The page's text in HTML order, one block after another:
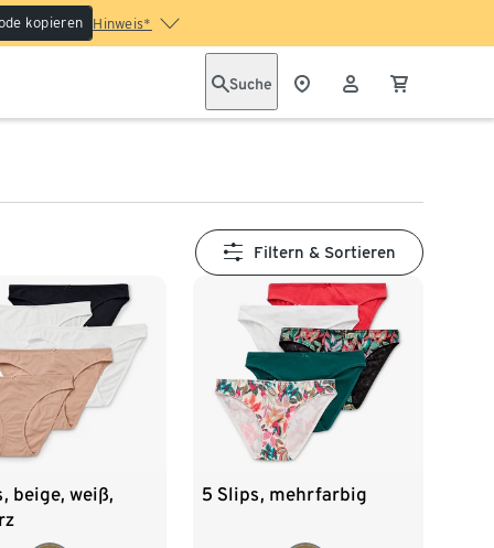
kopieren Hinweis*
Suche
Filtern & Sortieren
beige, weiß,
5 Slips, mehrfarbig